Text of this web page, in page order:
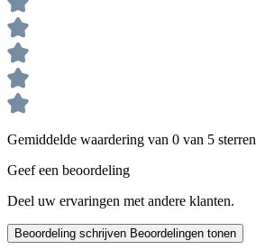
Gemiddelde waardering van 0 van 5 sterren
Geef een beoordeling
Deel uw ervaringen met andere klanten.
Beoordeling schrijven Beoordelingen tonen